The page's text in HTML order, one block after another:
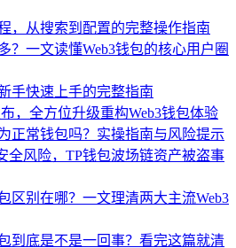
，从搜索到配置的完整操作指南
？一文读懂Web3钱包的核心用户圈
手快速上手的完整指南
，全方位升级重构Web3钱包体验
正常钱包吗？实操指南与风险提示
全风险，TP钱包波场链资产被盗事
区别在哪？一文理清两大主流Web3
到底是不是一回事？看完这篇就清